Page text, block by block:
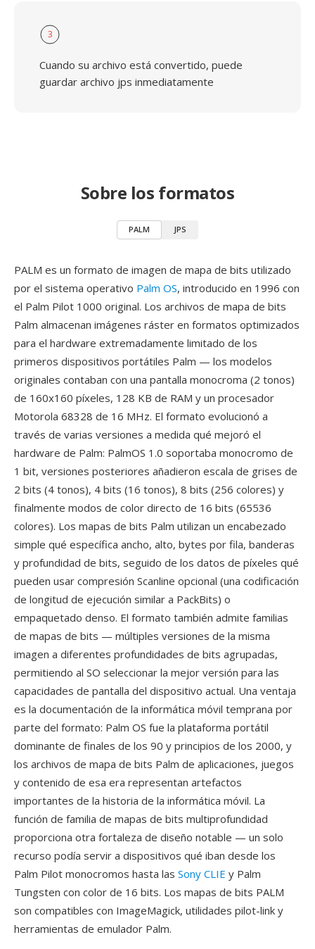
3
Cuando su archivo está convertido, puede
guardar archivo jps inmediatamente
Sobre los formatos
PALM JPS
PALM es un formato de imagen de mapa de bits utilizado
por el sistema operativo Palm OS, introducido en 1996 con
el Palm Pilot 1000 original. Los archivos de mapa de bits
Palm almacenan imágenes ráster en formatos optimizados
para el hardware extremadamente limitado de los
primeros dispositivos portátiles Palm — los modelos
originales contaban con una pantalla monocroma (2 tonos)
de 160x160 píxeles, 128 KB de RAM y un procesador
Motorola 68328 de 16 MHz. El formato evolucionó a
través de varias versiones a medida qué mejoró el
hardware de Palm: PalmOS 1.0 soportaba monocromo de
1 bit, versiones posteriores añadieron escala de grises de
2 bits (4 tonos), 4 bits (16 tonos), 8 bits (256 colores) y
finalmente modos de color directo de 16 bits (65536
colores). Los mapas de bits Palm utilizan un encabezado
simple qué específica ancho, alto, bytes por fila, banderas
y profundidad de bits, seguido de los datos de píxeles qué
pueden usar compresión Scanline opcional (una codificación
de longitud de ejecución similar a PackBits) o
empaquetado denso. El formato también admite familias
de mapas de bits — múltiples versiones de la misma
imagen a diferentes profundidades de bits agrupadas,
permitiendo al SO seleccionar la mejor versión para las
capacidades de pantalla del dispositivo actual. Una ventaja
es la documentación de la informática móvil temprana por
parte del formato: Palm OS fue la plataforma portátil
dominante de finales de los 90 y principios de los 2000, y
los archivos de mapa de bits Palm de aplicaciones, juegos
y contenido de esa era representan artefactos
importantes de la historia de la informática móvil. La
función de familia de mapas de bits multiprofundidad
proporciona otra fortaleza de diseño notable — un solo
recurso podía servir a dispositivos qué iban desde los
Palm Pilot monocromos hasta las Sony CLIE y Palm
Tungsten con color de 16 bits. Los mapas de bits PALM
son compatibles con ImageMagick, utilidades pilot-link y
herramientas de emulador Palm.